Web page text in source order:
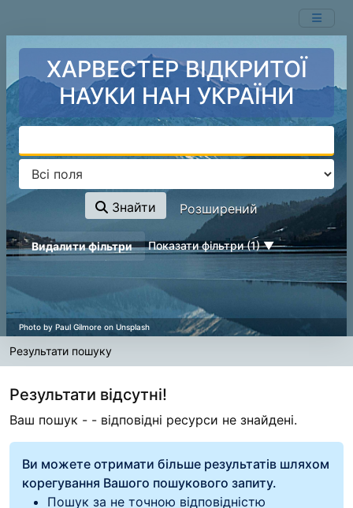
ХАРВЕСТЕР ВІДКРИТОЇ
НАУКИ НАН УКРАЇНИ
Знайти Розширений
page_reload_on_deselect_hint
Видалити фільтри Показати фільтри (1)
Результати пошуку
Результати відсутні!
Ваш пошук - - відповідні ресурси не знайдені.
Ви можете отримати більше результатів шляхом
корегування Вашого пошукового запиту.
Пошук за не точною відповідністю